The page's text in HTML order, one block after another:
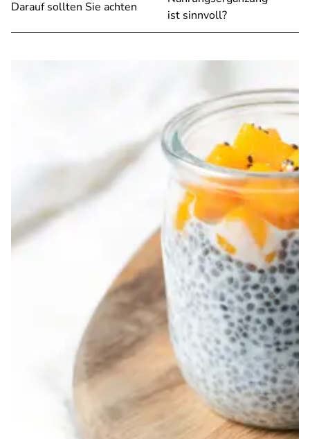
Darauf sollten Sie achten
ist sinnvoll?